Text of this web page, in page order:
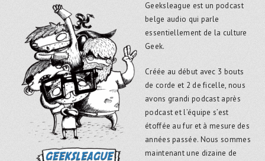
Geeksleague est un podcast
belge audio qui parle
essentiellement de la culture
Geek.
Créée au début avec 3 bouts
de corde et 2 de ficelle, nous
avons grandi podcast après
podcast et l’équipe s’est
étoffée au fur et à mesure des
années passée. Nous sommes
maintenant une dizaine de